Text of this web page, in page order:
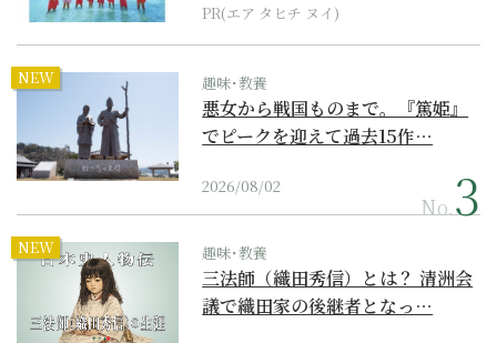
PR(エア タヒチ ヌイ)
NEW 趣味･教養
悪女から戦国ものまで。『篤姫』
でピークを迎えて過去15作…
2026/08/02
No.
NEW 趣味･教養
三法師（織田秀信）とは？ 清洲会
議で織田家の後継者となっ…